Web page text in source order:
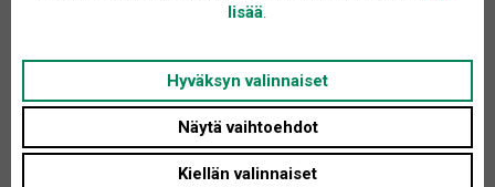
lisää
Hyväksyn valinnaiset
Näytä vaihtoehdot
Kiellän valinnaiset